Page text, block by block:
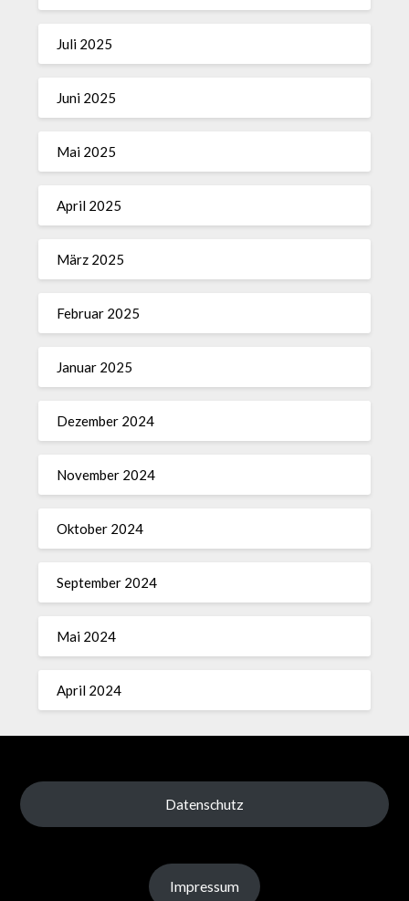
Juli 2025
Juni 2025
Mai 2025
April 2025
März 2025
Februar 2025
Januar 2025
Dezember 2024
November 2024
Oktober 2024
September 2024
Mai 2024
April 2024
Datenschutz
Impressum